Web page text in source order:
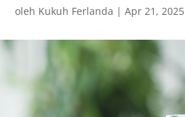
oleh Kukuh Ferlanda |Apr 21, 2025